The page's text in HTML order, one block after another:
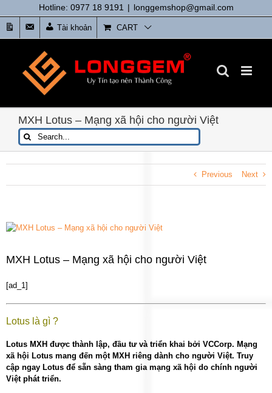
to
content
Hotline: 0977 18 9191 | longgemshop@gmail.com
tức
Liên
Hệ
Tài khoản CART
MXH Lotus – Mạng xã hội cho người Việt
Search
for:
Previous Next
View
MXH Lotus – Mạng xã hội cho người Việt
[ad_1]
Lotus là gì ?
Lotus MXH được thành lập, đầu tư và triển khai bởi VCCorp. Mạng
xã hội Lotus mang đến một MXH riêng dành cho người Việt. Truy
cập ngay Lotus để sẵn sàng tham gia mạng xã hội do chính người
Việt phát triển.